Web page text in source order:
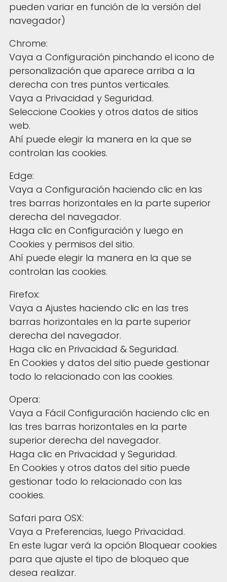
pueden variar en función de la versión del
navegador)
Chrome:
Vaya a Configuración pinchando el icono de
personalización que aparece arriba a la
derecha con tres puntos verticales.
Vaya a Privacidad y Seguridad.
Seleccione Cookies y otros datos de sitios
web.
Ahí puede elegir la manera en la que se
controlan las cookies.
Edge:
Vaya a Configuración haciendo clic en las
tres barras horizontales en la parte superior
derecha del navegador.
Haga clic en Configuración y luego en
Cookies y permisos del sitio.
Ahí puede elegir la manera en la que se
controlan las cookies.
Firefox:
Vaya a Ajustes haciendo clic en las tres
barras horizontales en la parte superior
derecha del navegador.
Haga clic en Privacidad & Seguridad.
En Cookies y datos del sitio puede gestionar
todo lo relacionado con las cookies.
Opera:
Vaya a Fácil Configuración haciendo clic en
las tres barras horizontales en la parte
superior derecha del navegador.
Haga clic en Privacidad y Seguridad.
En Cookies y otros datos del sitio puede
gestionar todo lo relacionado con las
cookies.
Safari para OSX:
Vaya a Preferencias, luego Privacidad.
En este lugar verá la opción Bloquear cookies
para que ajuste el tipo de bloqueo que
desea realizar.